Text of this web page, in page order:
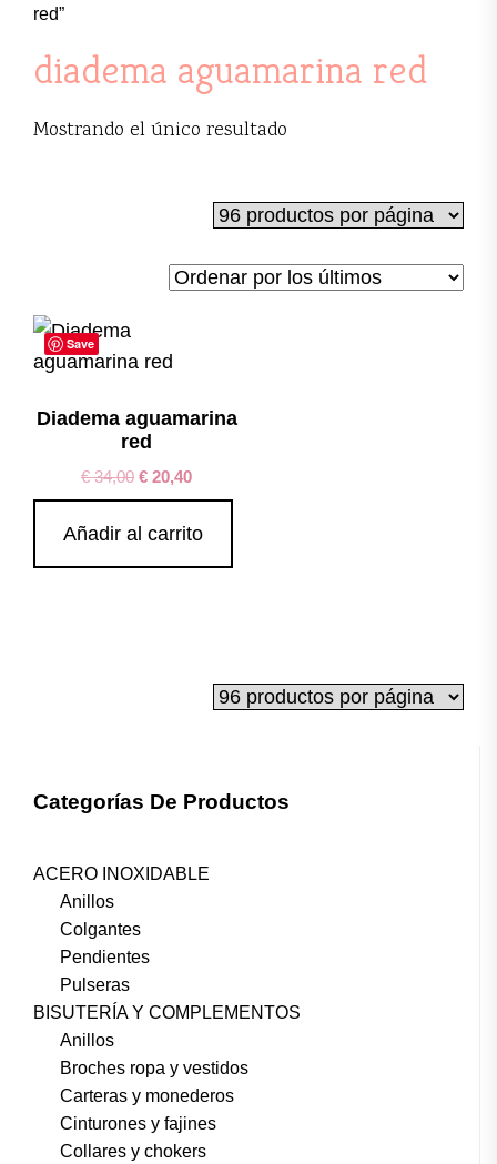
red”
diadema aguamarina red
Mostrando el único resultado
Save
Diadema aguamarina
red
€34,00 € 20,40
Añadir al carrito
Categorías De Productos
ACERO INOXIDABLE
Anillos
Colgantes
Pendientes
Pulseras
BISUTERÍA Y COMPLEMENTOS
Anillos
Broches ropa y vestidos
Carteras y monederos
Cinturones y fajines
Collares y chokers